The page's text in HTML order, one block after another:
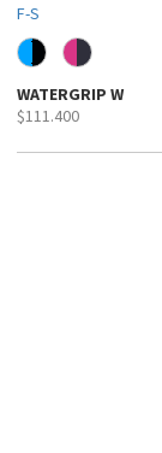
WATERGRIP W
$111.400